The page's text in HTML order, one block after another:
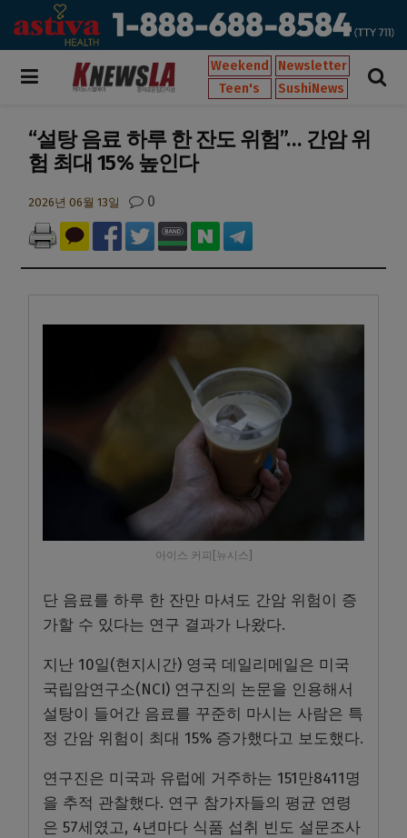
Weekend
Newsletter
Teen's
SushiNews
“설탕 음료 하루 한 잔도 위험”… 간암 위
험 최대 15% 높인다
2026년 06월 13일 0
아이스 커피[뉴시스]
단 음료를 하루 한 잔만 마셔도 간암 위험이 증
가할 수 있다는 연구 결과가 나왔다.
지난 10일(현지시간) 영국 데일리메일은 미국
국립암연구소(NCI) 연구진의 논문을 인용해서
설탕이 들어간 음료를 꾸준히 마시는 사람은 특
정 간암 위험이 최대 15% 증가했다고 보도했다.
연구진은 미국과 유럽에 거주하는 151만8411명
을 추적 관찰했다. 연구 참가자들의 평균 연령
은 57세였고, 4년마다 식품 섭취 빈도 설문조사